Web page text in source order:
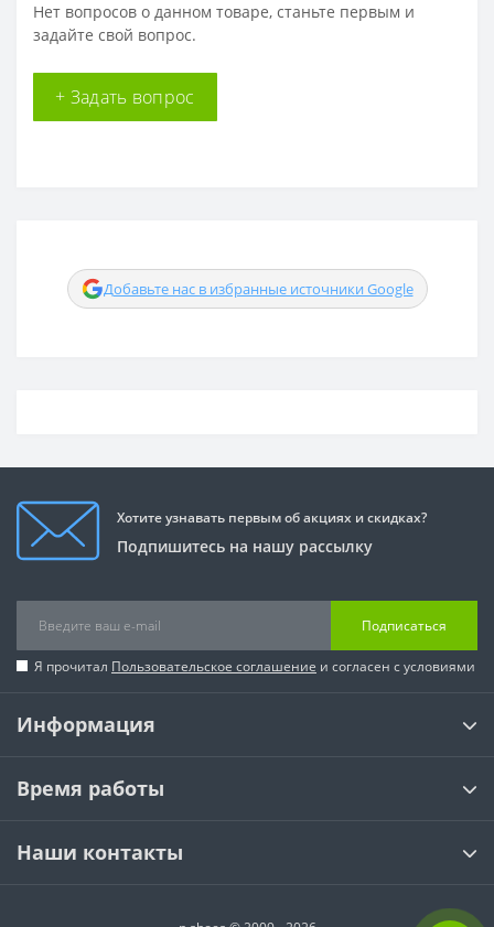
Нет вопросов о данном товаре, станьте первым и
задайте свой вопрос.
+ Задать вопрос
Добавьте нас в избранные источники Google
Хотите узнавать первым об акциях и скидках?
Подпишитесь на нашу рассылку
Подписаться
Я прочитал Пользовательское соглашение и согласен с условиями
Информация
Время работы
Наши контакты